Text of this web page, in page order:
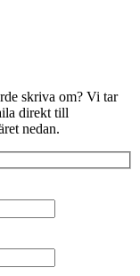
skriva om? Vi tar
direkt till
nedan.